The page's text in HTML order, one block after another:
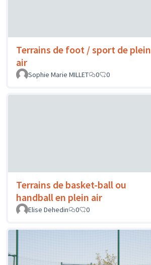
Terrains de foot / sport de plein
air
Sophie Marie MILLET
0 0
Terrains de basket-ball ou
handball en plein air
Elise Dehedin
0 0